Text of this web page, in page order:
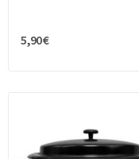
5,90 €